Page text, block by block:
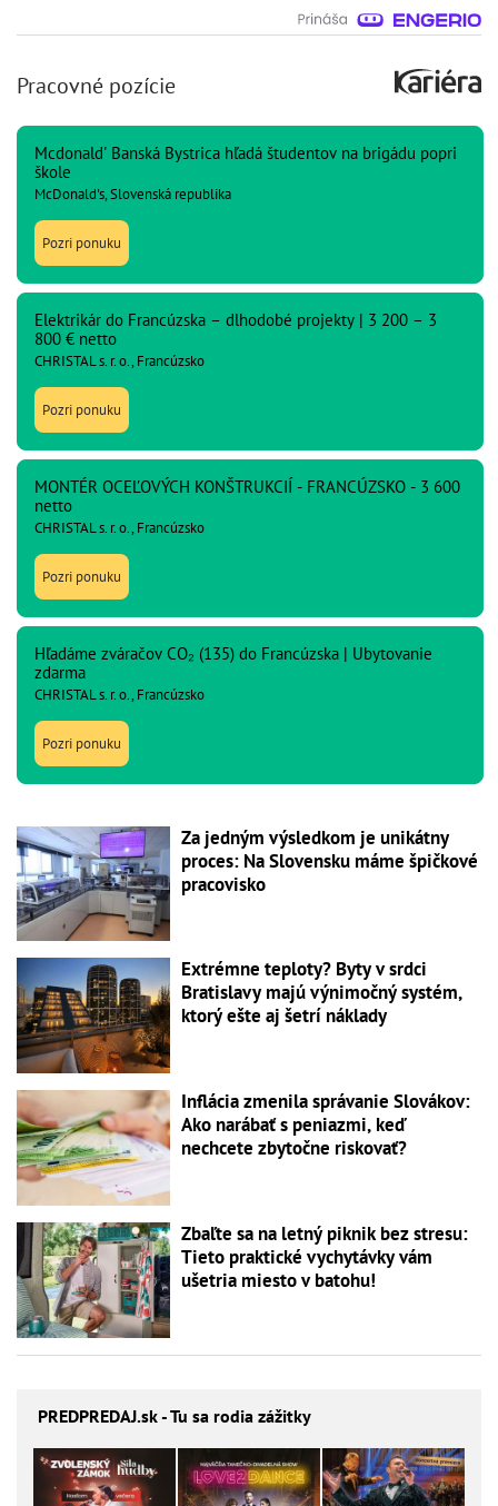
Pracovné pozície
Mcdonald' Banská Bystrica hľadá študentov na brigádu popri
škole
McDonald's, Slovenská republika
Pozri ponuku
Elektrikár do Francúzska – dlhodobé projekty | 3 200 – 3
800 € netto
CHRISTAL s. r. o., Francúzsko
Pozri ponuku
MONTÉR OCEĽOVÝCH KONŠTRUKCIÍ - FRANCÚZSKO - 3 600
netto
CHRISTAL s. r. o., Francúzsko
Pozri ponuku
Hľadáme zváračov CO₂ (135) do Francúzska | Ubytovanie
zdarma
CHRISTAL s. r. o., Francúzsko
Pozri ponuku
Za jedným výsledkom je unikátny
proces: Na Slovensku máme špičkové
pracovisko
Extrémne teploty? Byty v srdci
Bratislavy majú výnimočný systém,
ktorý ešte aj šetrí náklady
Inflácia zmenila správanie Slovákov:
Ako narábať s peniazmi, keď
nechcete zbytočne riskovať?
Zbaľte sa na letný piknik bez stresu:
Tieto praktické vychytávky vám
ušetria miesto v batohu!
PREDPREDAJ.sk - Tu sa rodia zážitky